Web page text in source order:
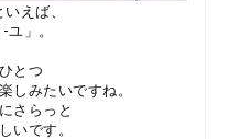
えば、
ユ」。
とつ
しみたいですね。
さらっと
いです。